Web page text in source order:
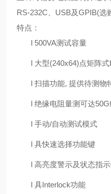
RS-232C、USB及GPIB(选
特点 ：
l 500VA测试容量
l 大型(240x64)点矩阵式
l扫描功能, 提供待测物
l绝缘电阻量测可达
l手动/自动测试模式
l具快速选择功能键
l高亮度警示及状态指
l具Interlock功能